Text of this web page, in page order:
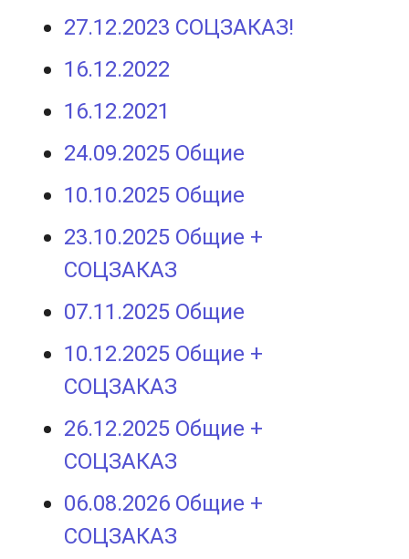
27.12.2023 СОЦЗАКАЗ!
16.12.2022
16.12.2021
24.09.2025 Общие
10.10.2025 Общие
23.10.2025 Общие +
СОЦЗАКАЗ
07.11.2025 Общие
10.12.2025 Общие +
СОЦЗАКАЗ
26.12.2025 Общие +
СОЦЗАКАЗ
06.08.2026 Общие +
СОЦЗАКАЗ